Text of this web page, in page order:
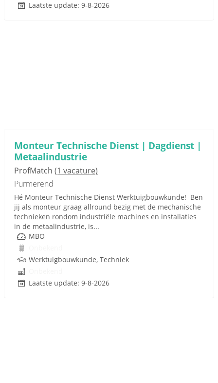
Laatste update: 9-8-2026
Monteur Technische Dienst | Dagdienst |
Metaalindustrie
ProfMatch (1 vacature)
Purmerend
Hé Monteur Technische Dienst Werktuigbouwkunde! Ben
jij als monteur graag allround bezig met de mechanische
technieken rondom industriële machines en installaties
in de metaalindustrie, is...
MBO
Werktuigbouwkunde, Techniek
Laatste update: 9-8-2026